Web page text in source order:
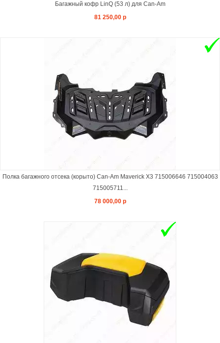
Багажный кофр LinQ (53 л) для Can-Am
81 250,00 р
Полка багажного отсека (корыто) Can-Am Maverick X3 715006646 715004063
715005711...
78 000,00 р